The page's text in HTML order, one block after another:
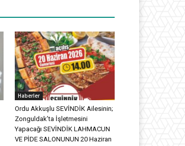
Haberler
Ordu Akkuşlu SEVİNDİK Ailesinin;
Zonguldak’ta İşletmesini
Yapacağı SEVİNDİK LAHMACUN
VE PİDE SALONUNUN 20 Haziran